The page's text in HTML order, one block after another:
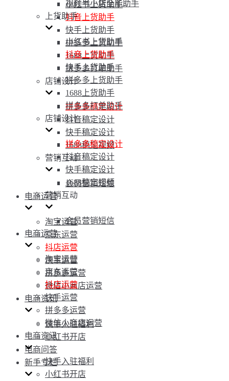
小红书上货助手
抖音上货助手
快手上货助手
拼多多上货助手
1688上货助手
拼多多打单助手
店铺设计
拼多多稿定设计
抖音稿定设计
快手稿定设计
1688稿定视频
营销互动
会员营销短信
电商运营
淘宝运营
京东运营
抖店运营
快手运营
拼多多运营
微信小商店运营
电商资讯
快手入驻福利
小红书开店
电商问答
新手专栏
视频号小店全能助手
上货助手
小红书上货助手
抖音上货助手
快手上货助手
拼多多上货助手
1688上货助手
拼多多打单助手
店铺设计
拼多多稿定设计
抖音稿定设计
快手稿定设计
1688稿定视频
营销互动
会员营销短信
电商运营
淘宝运营
京东运营
抖店运营
快手运营
拼多多运营
微信小商店运营
电商资讯
快手入驻福利
小红书开店